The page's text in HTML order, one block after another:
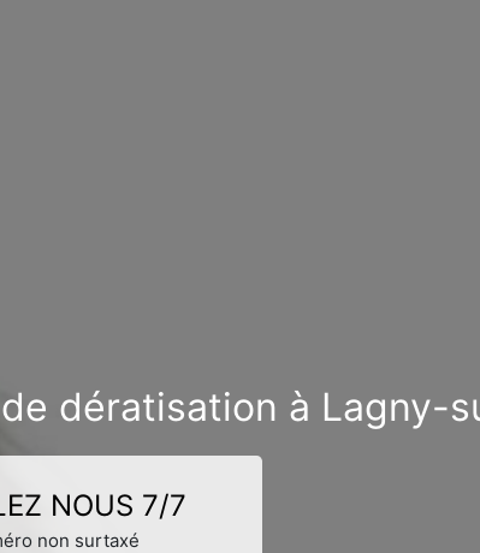
dératisation à Lagny-
NOUS 7/7
non surtaxé